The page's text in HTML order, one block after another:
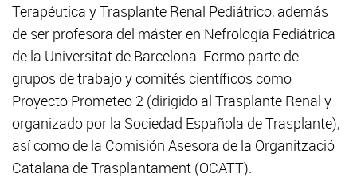
Terapéutica y Trasplante Renal Pediátrico, además
de ser profesora del máster en Nefrología Pediátrica
de la Universitat de Barcelona. Formo parte de
grupos de trabajo y comités científicos como
Proyecto Prometeo 2 (dirigido al Trasplante Renal y
organizado por la Sociedad Española de Trasplante),
así como de la Comisión Asesora de la Organització
Catalana de Trasplantament (OCATT).